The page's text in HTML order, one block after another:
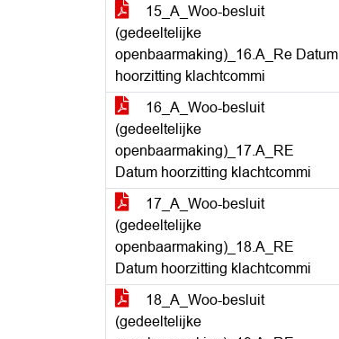
15_A_Woo-besluit
(gedeeltelijke
openbaarmaking)_16.A_Re Datum
hoorzitting klachtcommi
16_A_Woo-besluit
(gedeeltelijke
openbaarmaking)_17.A_RE
Datum hoorzitting klachtcommi
17_A_Woo-besluit
(gedeeltelijke
openbaarmaking)_18.A_RE
Datum hoorzitting klachtcommi
18_A_Woo-besluit
(gedeeltelijke